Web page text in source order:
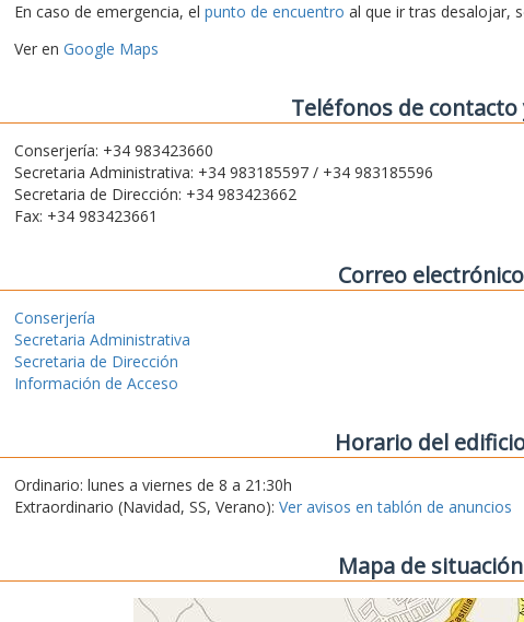
En caso de emergencia, el punto de encuentro al que ir tras desalojar,
Ver en Google Maps
Teléfonos de contacto
Conserjería: +34 983423660
Secretaria Administrativa: +34 983185597 / +34 983185596
Secretaria de Dirección: +34 983423662
Fax: +34 983423661
Correo electrónico
Conserjería
Secretaria Administrativa
Secretaria de Dirección
Información de Acceso
Horario del
Ordinario: lunes a viernes de 8 a 21:30h
Extraordinario (Navidad, SS, Verano): Ver avisos en tablón de anuncios
Mapa de situación